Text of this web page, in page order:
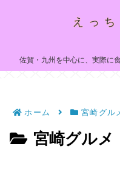
えっ
佐賀・九州を中心に、実際に
ホーム 宮崎グル
宮崎グルメ